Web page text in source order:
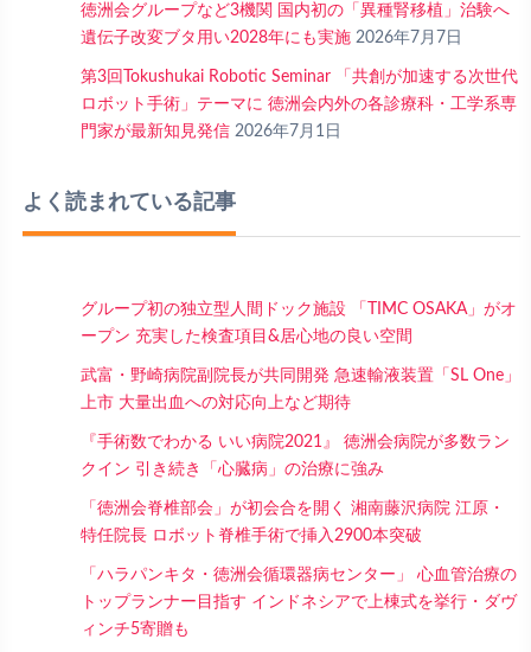
徳洲会グループなど3機関 国内初の「異種腎移植」治験へ
遺伝子改変ブタ用い2028年にも実施 2026年7月7日
第3回Tokushukai Robotic Seminar 「共創が加速する次世代
ロボット手術」テーマに 徳洲会内外の各診療科・工学系専
門家が最新知見発信 2026年7月1日
よく読まれている記事
グループ初の独立型人間ドック施設 「TIMC OSAKA」がオ
ープン 充実した検査項目&居心地の良い空間
武富・野崎病院副院長が共同開発 急速輸液装置「SL One」
上市 大量出血への対応向上など期待
『手術数でわかる いい病院2021』 徳洲会病院が多数ラン
クイン 引き続き「心臓病」の治療に強み
「徳洲会脊椎部会」が初会合を開く 湘南藤沢病院 江原・
特任院長 ロボット脊椎手術で挿入2900本突破
「ハラパンキタ・徳洲会循環器病センター」 心血管治療の
トップランナー目指す インドネシアで上棟式を挙行・ダヴ
ィンチ5寄贈も